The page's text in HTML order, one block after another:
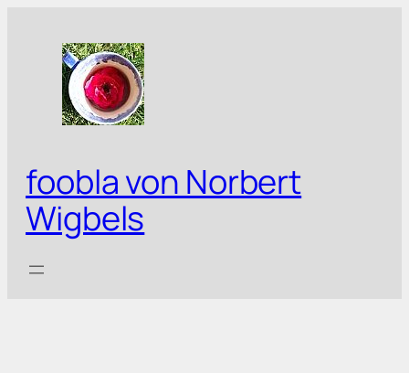
springen
foobla von Norbert
Wigbels